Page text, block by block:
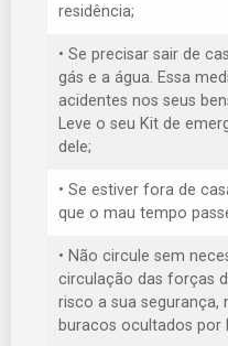
residência;
• Se precisar sair de
gás e a água. Essa
acidentes nos seus
Leve o seu Kit de
dele;
• Se estiver fora de
que o mau tempo
• Não circule sem
circulação das forças
risco a sua segurança,
buracos ocultados por